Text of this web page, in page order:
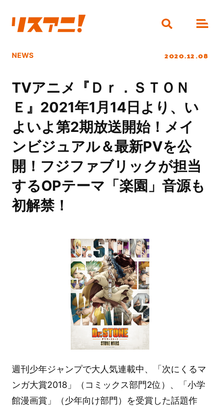
NEWS 2020.12.08
TVアニメ『Ｄｒ．ＳＴＯＮ
Ｅ』2021年1月14日より、い
よいよ第2期放送開始！メイ
ンビジュアル＆最新PVを公
開！フジファブリックが担当
するOPテーマ「楽園」音源も
初解禁！
週刊少年ジャンプで大人気連載中、「次にくるマ
ンガ大賞2018」（コミックス部門2位）、「小学
館漫画賞」（少年向け部門）を受賞した話題作